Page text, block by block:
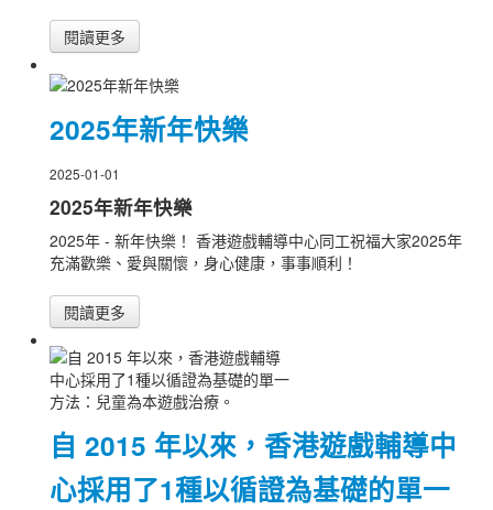
閱讀更多
2025年新年快樂
2025-01-01
2025年新年快樂
2025年 - 新年快樂！ 香港遊戲輔導中心同工祝福大家2025年
充滿歡樂、愛與關懷，身心健康，事事順利！
閱讀更多
自 2015 年以來，香港遊戲輔導中
心採用了1種以循證為基礎的單一